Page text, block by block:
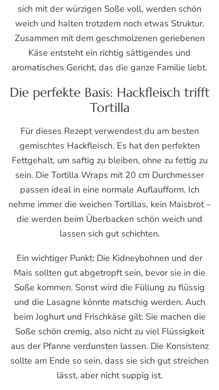
sich mit der würzigen Soße voll, werden schön
weich und halten trotzdem noch etwas Struktur.
Zusammen mit dem geschmolzenen geriebenen
Käse entsteht ein richtig sättigendes und
aromatisches Gericht, das die ganze Familie liebt.
Die perfekte Basis: Hackfleisch trifft
Tortilla
Für dieses Rezept verwendest du am besten
gemischtes Hackfleisch. Es hat den perfekten
Fettgehalt, um saftig zu bleiben, ohne zu fettig zu
sein. Die Tortilla Wraps mit 20 cm Durchmesser
passen ideal in eine normale Auflaufform. Ich
nehme immer die weichen Tortillas, kein Maisbrot –
die werden beim Überbacken schön weich und
lassen sich gut schichten.
Ein wichtiger Punkt: Die Kidneybohnen und der
Mais sollten gut abgetropft sein, bevor sie in die
Soße kommen. Sonst wird die Füllung zu flüssig
und die Lasagne könnte matschig werden. Auch
beim Joghurt und Frischkäse gilt: Sie machen die
Soße schön cremig, also nicht zu viel Flüssigkeit
aus der Pfanne verdunsten lassen. Die Konsistenz
sollte am Ende so sein, dass sie sich gut streichen
lässt, aber nicht suppig ist.